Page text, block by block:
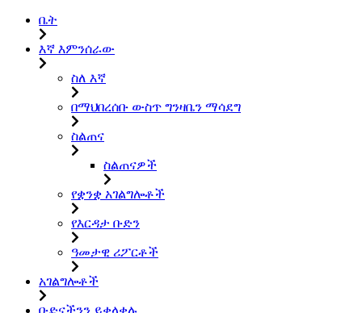
ቤት
እኛ እምንሰራው
ስለ እኛ
በማህበረሰቡ ውስጥ ግንዛቤን ማሳደግ
ስልጠና
ስልጠናዎች
የቋንቋ አገልግሎቶች
የእርዳታ ቡድን
ዓመታዊ ሪፖርቶች
አገልግሎቶች
ቡድናችንን ይቀላቀሉ